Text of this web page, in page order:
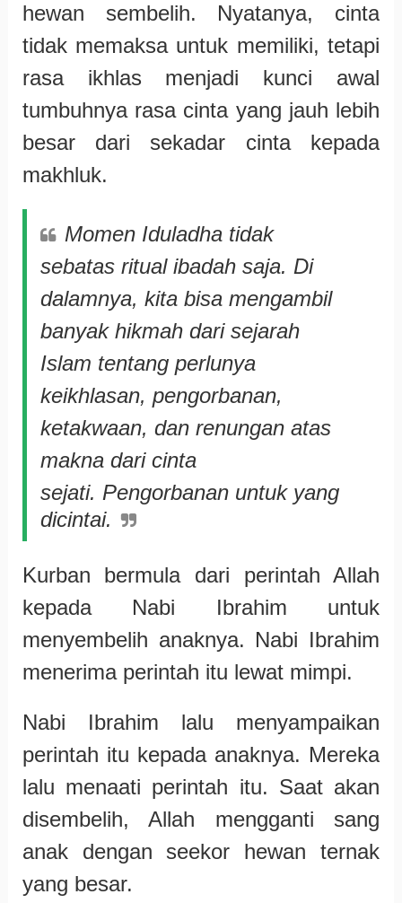
hewan sembelih. Nyatanya, cinta
tidak memaksa untuk memiliki, tetapi
rasa ikhlas menjadi kunci awal
tumbuhnya rasa cinta yang jauh lebih
besar dari sekadar cinta kepada
makhluk.
Momen Iduladha tidak
sebatas ritual ibadah saja. Di
dalamnya, kita bisa mengambil
banyak hikmah dari sejarah
Islam tentang perlunya
keikhlasan, pengorbanan,
ketakwaan, dan renungan atas
makna dari cinta
sejati. Pengorbanan untuk yang
dicintai.
Kurban bermula dari perintah Allah
kepada Nabi Ibrahim untuk
menyembelih anaknya. Nabi Ibrahim
menerima perintah itu lewat mimpi.
Nabi Ibrahim lalu menyampaikan
perintah itu kepada anaknya. Mereka
lalu menaati perintah itu. Saat akan
disembelih, Allah mengganti sang
anak dengan seekor hewan ternak
yang besar.